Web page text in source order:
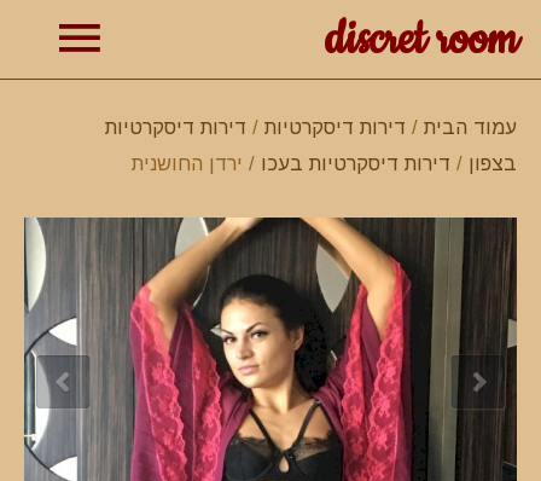
discret room
עמוד הבית / דירות דיסקרטיות / דירות דיסקרטיות
בצפון / דירות דיסקרטיות בעכו / ירדן החושנית